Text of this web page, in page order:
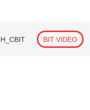
BIT VIDEO